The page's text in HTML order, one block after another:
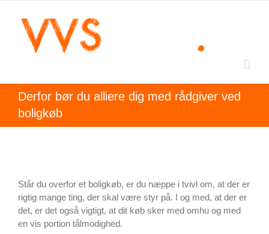
content
Derfor bør du alliere dig med rådgiver ved
boligkøb
Står du overfor et boligkøb, er du næppe i tvivl om, at der er
rigtig mange ting, der skal være styr på. I og med, at der er
det, er det også vigtigt, at dit køb sker med omhu og med
en vis portion tålmodighed.